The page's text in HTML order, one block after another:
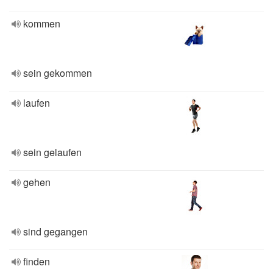
kommen
sein gekommen
laufen
sein gelaufen
gehen
sind gegangen
finden